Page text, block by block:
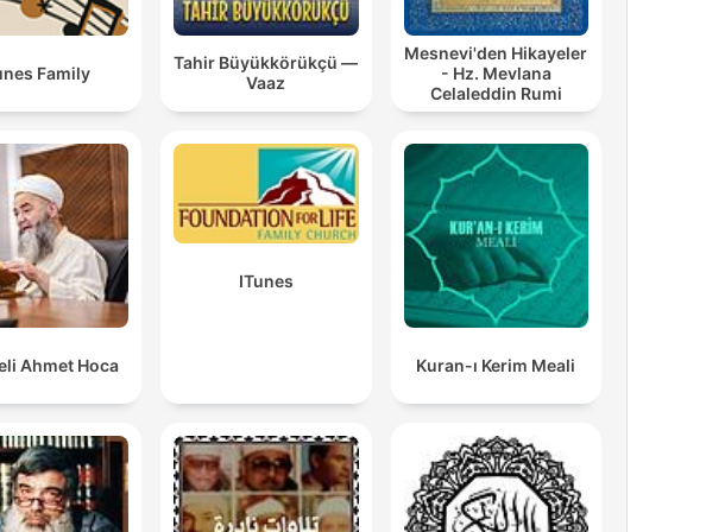
Family
Tahir Büyükkörükçü —
Vaaz
Mesnevi'den Hikayeler
- Hz. Mevlana
Celaleddin Rumi
Ahmet Hoca
ITunes
Kuran-ı Kerim Meali